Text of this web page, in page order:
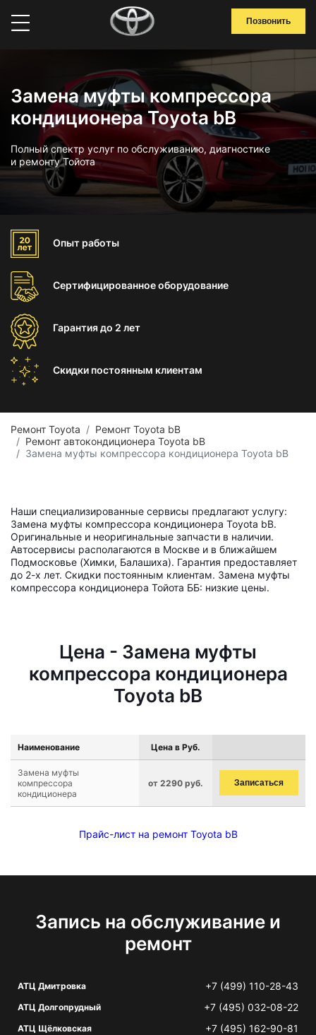
Позвонить
Замена муфты компрессора
кондиционера Toyota bB
Полный спектр услуг по обслуживанию, диагностике
и ремонту Тойота
Опыт работы
Сертифицированноеоборудование
Гарантиядо 2 лет
Скидки постоянным клиентам
Ремонт Toyota
Ремонт Toyota bB
Ремонт автокондиционера Toyota bB
Замена муфты компрессора кондиционера Toyota bB
Наши специализированные сервисы предлагают услугу:
Замена муфты компрессора кондиционера Toyota bB.
Оригинальные и неоригинальные запчасти в наличии.
Автосервисы располагаются в Москве и в ближайшем
Подмосковье (Химки, Балашиха). Гарантия предоставляет
до 2-х лет. Скидки постоянным клиентам. Замена муфты
компрессора кондиционера Тойота ББ: низкие цены.
Цена - Замена муфты
компрессора кондиционера
Toyota bB
Наименование Цена в Руб.
Замена муфты
компрессора
кондиционера
от 2290 руб. Записаться
Прайс-лист на ремонт Toyota bB
Запись на обслуживание и
ремонт
АТЦ Дмитровка +7 (499) 110-28-43
АТЦ Долгопрудный +7 (495) 032-08-22
АТЦ Щёлковская +7 (495) 162-90-81